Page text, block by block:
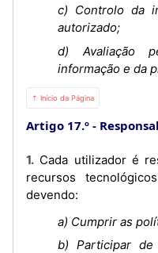
c) Controlo da
autorizado;
d) Avaliação
informação e da
⇡ Início da Página
Artigo 17.º
1. Cada utilizador é responsável pela utilização dos
recursos
devendo:
a) Cumprir as
b) Participar de